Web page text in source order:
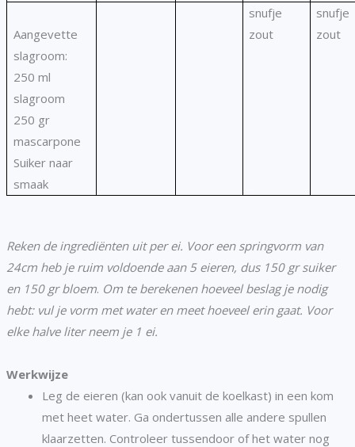
Aangevette
slagroom:
250 ml
slagroom
250 gr
mascarpone
Suiker naar
smaak
snufje
zout
snufje
zout
Reken de ingrediënten uit per ei. Voor een springvorm van
24cm heb je ruim voldoende aan 5 eieren, dus 150 gr suiker
en 150 gr bloem. Om te berekenen hoeveel beslag je nodig
hebt: vul je vorm met water en meet hoeveel erin gaat. Voor
elke halve liter neem je 1 ei.
Werkwijze
Leg de eieren (kan ook vanuit de koelkast) in een kom
met heet water. Ga ondertussen alle andere spullen
klaarzetten. Controleer tussendoor of het water nog